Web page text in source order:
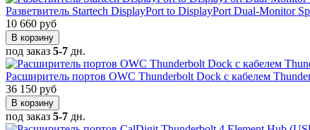
Разветвитель Startech DisplayPort to DisplayPort Dual-Monitor
10 660 руб
В корзину
под заказ 5-7 дн.
Расширитель портов OWC Thunderbolt Dock с кабелем
36 150 руб
В корзину
под заказ 5-7 дн.